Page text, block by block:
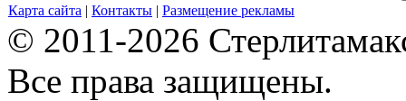
Карта сайта | Контакты | Размещение рекламы
© 2011-2026
Все права защищены.